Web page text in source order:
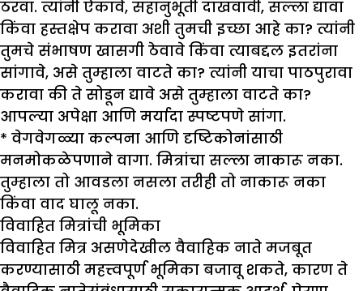
ठरवा. त्यांनी ऐकावे, सहानुभूती दाखवावी, सल्ला द्यावा
किंवा हस्तक्षेप करावा अशी तुमची इच्छा आहे का? त्यांनी
तुमचे संभाषण खासगी ठेवावे किंवा त्याबद्दल इतरांना
सांगावे, असे तुम्हाला वाटते का? त्यांनी याचा पाठपुरावा
करावा की ते सोडून द्यावे असे तुम्हाला वाटते का?
आपल्या अपेक्षा आणि मर्यादा स्पष्टपणे सांगा.
* वेगवेगळ्या कल्पना आणि दृष्टिकोनांसाठी
मनमोकळेपणाने वागा. मित्रांचा सल्ला नाकारू नका.
तुम्हाला तो आवडला नसला तरीही तो नाकारू नका
किंवा वाद घालू नका.
विवाहित मित्रांची भूमिका
विवाहित मित्र असणेदेखील वैवाहिक नाते मजबूत
करण्यासाठी महत्त्वपूर्ण भूमिका बजावू शकते, कारण ते